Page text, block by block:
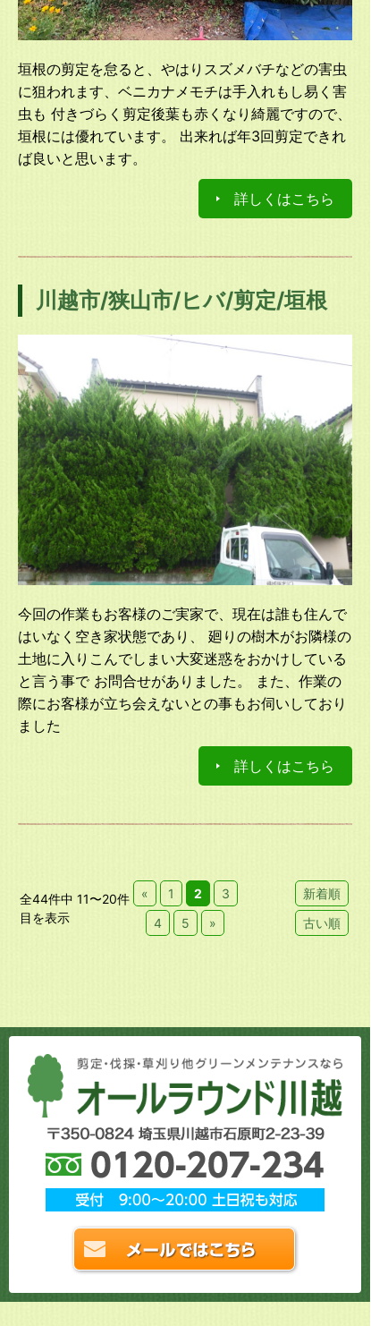
垣根の剪定を怠ると、やはりスズメバチなどの害虫
に狙われます、ベニカナメモチは手入れもし易く害
虫も 付きづらく剪定後葉も赤くなり綺麗ですので、
垣根には優れています。 出来れば年3回剪定できれ
ば良いと思います。
詳しくはこちら
川越市/狭山市/ヒバ/剪定/垣根
今回の作業もお客様のご実家で、現在は誰も住んで
はいなく空き家状態であり、 廻りの樹木がお隣様の
土地に入りこんでしまい大変迷惑をおかけしている
と言う事で お問合せがありました。 また、作業の
際にお客様が立ち会えないとの事もお伺いしており
ました
詳しくはこちら
全44件中 11〜20件
目を表示
« 1 2
3
4
5 »
新着順
古い順